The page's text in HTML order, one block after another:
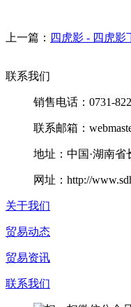
上一篇： 四虎影 - 四虎影
联系我们
销售电话：0731-
联系邮箱：
地址：中国·湖南
网址：http://
关于我们
贸易动态
贸易资讯
联系我们